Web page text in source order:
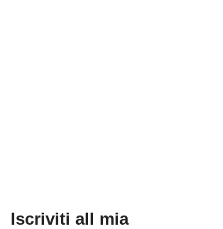
Iscriviti all mia